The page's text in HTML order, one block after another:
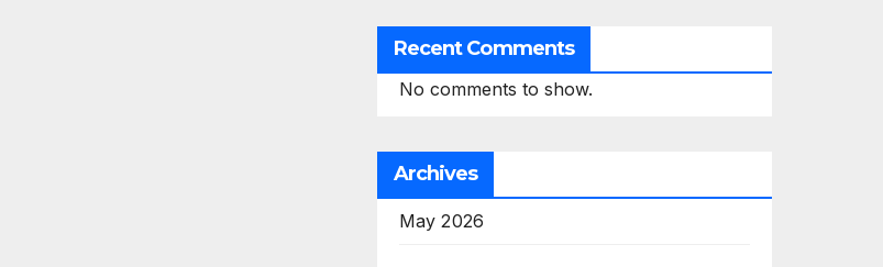
Recent Comments
No comments to show.
Archives
May 2026